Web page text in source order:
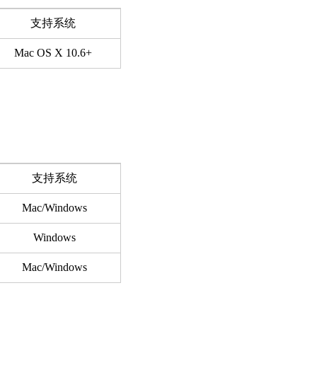
支持系统
Mac OS X 10.6+
支持系统
Mac/Windows
Windows
Mac/Windows